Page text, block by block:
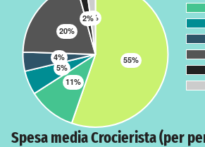
Spesa media Crocierista (per